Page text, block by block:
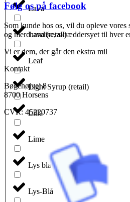
Lava
Lava (retail)
Leaf
Light Syrup (retail)
Lilla
Lime
Lys blå
Lys-Blå
Følg os på facebook
Som kunde hos os, vil du opleve
og merchandise, skræddersyet til hver
Vi er dem, der går den ekstra mil
Kontakt
Bøgehøjvej 8
8700 Horsens
CVR: 45220737